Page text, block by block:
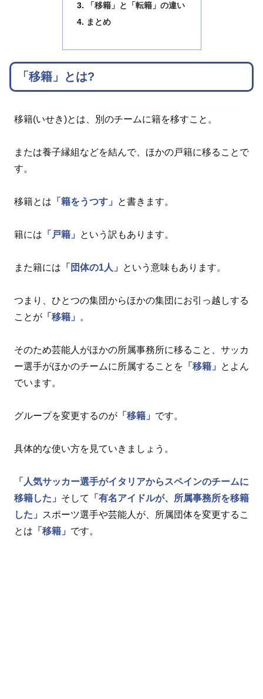
「移籍」と「転籍」の違い
まとめ
「移籍」とは?
移籍(いせき)とは、別のチームに籍を移すこと。
または養子縁組などを結んで、ほかの戸籍に移ることで
す。
移籍とは 「籍をうつす」 と書きます。
籍には 「戸籍」 という訳もあります。
また籍には 「団体の1人」 という意味もあります。
つまり、ひとつの集団からほかの集団にお引っ越しする
ことが 「移籍」 。
そのため芸能人がほかの所属事務所に移ること、サッカ
ー選手がほかのチームに所属することを 「移籍」
とよん
でいます。
グループを変更するのが 「移籍」 です。
具体的な使い方を見ていきましょう。
「人気サッカー選手がイタリアからスペインのチームに
移籍した」 そして
「有名アイドルが、所属事務所を移籍
した」
スポーツ選手や芸能人が、所属団体を変更するこ
とは 「移籍」 です。